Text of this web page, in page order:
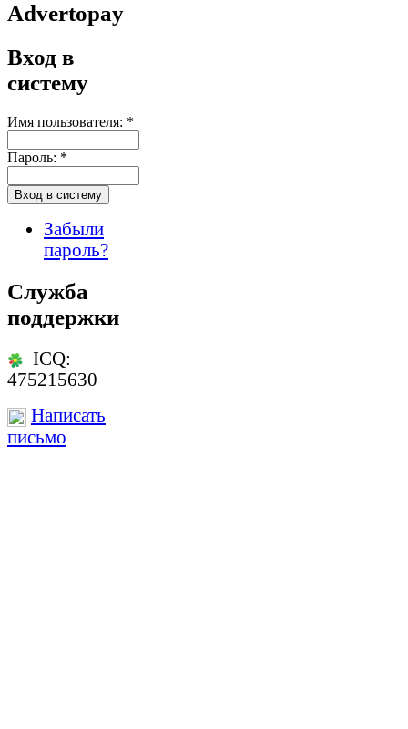
Advertopay
Вход в
систему
Имя пользователя: *
Пароль: *
Забыли
пароль?
Служба
поддержки
ICQ:
475215630
Написать
письмо